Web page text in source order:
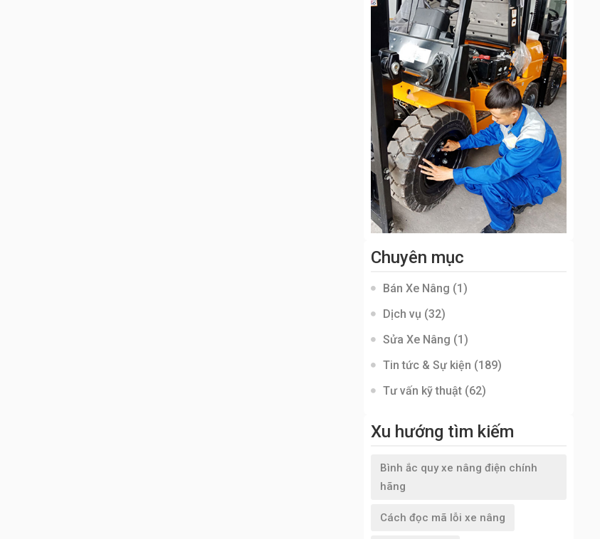
Chuyên mục
Bán Xe Nâng (1)
Dịch vụ (32)
Sửa Xe Nâng (1)
Tin tức & Sự kiện (189)
Tư vấn kỹ thuật (62)
Xu hướng tìm kiếm
Bình ắc quy xe nâng điện chính
hãng
Cách đọc mã lỗi xe nâng